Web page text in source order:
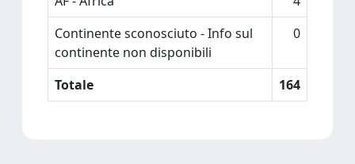
Continente sconosciuto - Info sul
continente non disponibili
0
Totale 164